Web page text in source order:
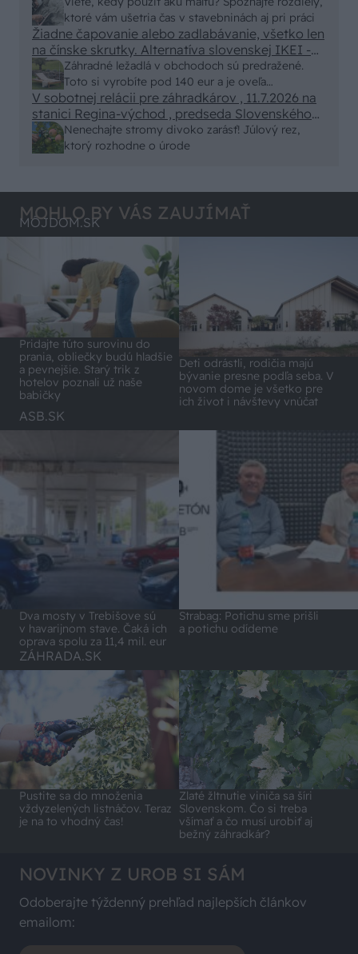
ktoré vám ušetria čas v stavebninách aj pri práci
malty - pevnosť 40 Mpa a doba schnutia tak 15
minut , k tomu vodotesné s kryštálikou. A rozdiel
- schnutie a zretie. Nič?
Záhradné ležadlá v obchodoch sú predražené.
Toto si vyrobíte pod 140 eur a je oveľa
pohodlnejšie!
Žiadne čapovanie alebo zadlabávanie, všetko len
na čínske skrutky. Alternatíva slovenskej IKEI -
čo sa týka pevnosti. Autor si nedal veľa námahy s
remeselným spracovaním, škoda. No lepšie než
ten odpad z DTD predávaný v Kauflande alebo
Lídli.
Nenechajte stromy divoko zarásť! Júlový rez,
ktorý rozhodne o úrode
V sobotnej relácii pre záhradkárov , 11.7.2026 na
stanici Regina-východ , predseda Slovenského
zväzu záhradkárov pán Jakubech tvrdil, že to, že
vlky sú neproduktívne , nie je pravda. Aj vlky je
MOHLO BY VÁS ZAUJÍMAŤ
MÔJDOM.SK
Pridajte túto surovinu do
prania, obliečky budú hladšie
a pevnejšie. Starý trik z
hotelov poznali už naše
babičky
Deti odrástli, rodičia majú
bývanie presne podľa seba. V
novom dome je všetko pre
ich život i návštevy vnúčat
ASB.SK
Dva mosty v Trebišove sú
v havarijnom stave. Čaká ich
oprava spolu za 11,4 mil. eur
Strabag: Potichu sme prišli
a potichu odídeme
ZÁHRADA.SK
Pustite sa do množenia
vždyzelených listnáčov. Teraz
je na to vhodný čas!
Zlaté žltnutie viniča sa šíri
Slovenskom. Čo si treba
všímať a čo musí urobiť aj
bežný záhradkár?
NOVINKY Z UROB SI SÁM
Odoberajte týždenný prehľad najlepších článkov
emailom: